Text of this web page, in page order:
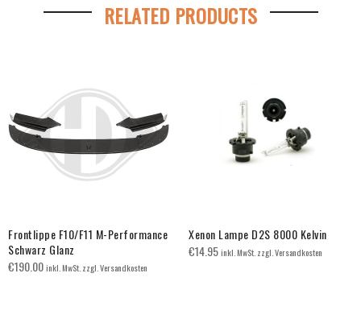
RELATED PRODUCTS
Frontlippe F10/F11 M-Performance
Schwarz Glanz
€190.00inkl. MwSt. zzgl. Versandkosten
Xenon Lampe D2S 8000 Kelvin
€14.95inkl. MwSt. zzgl. Versandkosten